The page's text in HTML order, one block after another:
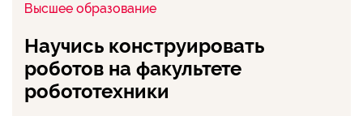
Высшее образование
Научись конструировать
роботов на факультете
робототехники